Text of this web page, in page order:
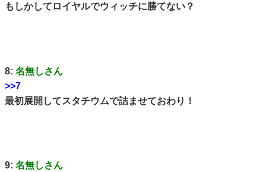
もしかしてロイヤルでウィッチに勝てない？
8: 名無しさん
>>7
最初展開してスタチウムで詰ませておわり！
9: 名無しさん